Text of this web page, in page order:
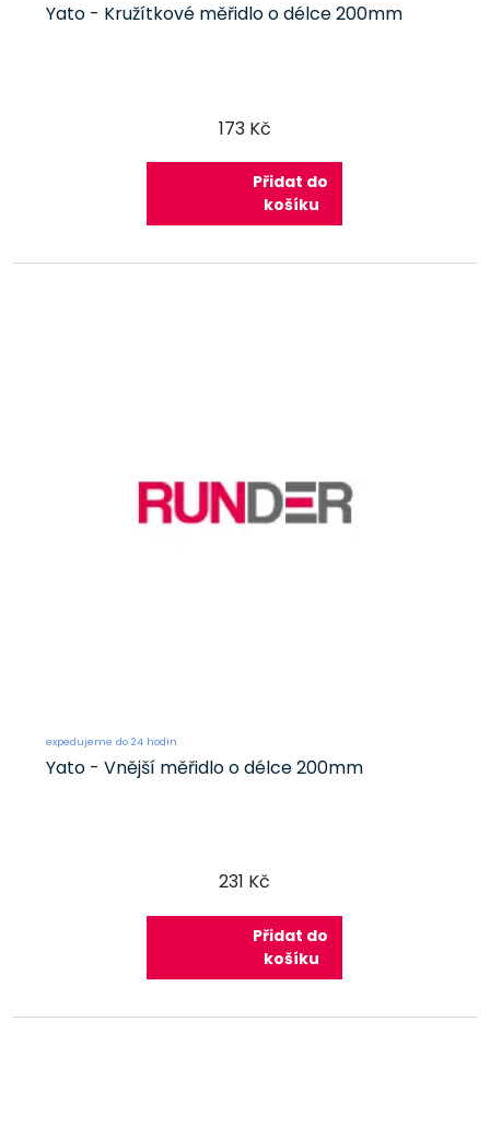
Yato - Kružítkové měřidlo o délce 200mm
173 Kč
Přidat do
košíku
expedujeme do 24 hodin
Yato - Vnější měřidlo o délce 200mm
231 Kč
Přidat do
košíku